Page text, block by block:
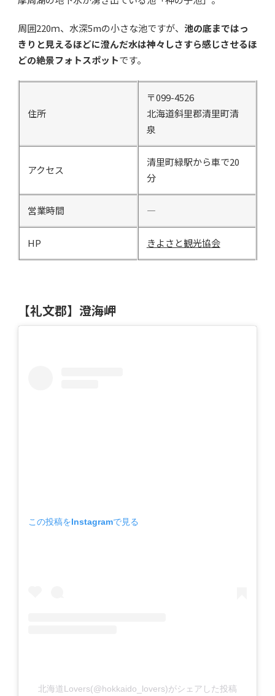
周囲220ｍ、水深5mの小さな池ですが、 池の底まではっ
きりと見えるほどに澄んだ水は神々しさすら感じさせるほ
どの絶景フォトスポットです。
住所
〒099-4526
北海道斜里郡清里町清
泉
アクセス
清里町緑駅から車で20
分
営業時間 ―
HP きよさと観光協会
【礼文郡】澄海岬
この投稿をInstagramで見る
北海道Lovers(@hokkaido_lovers)がシェアした投稿